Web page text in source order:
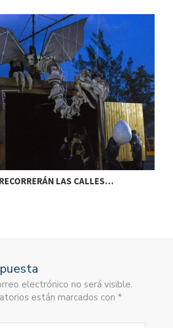
LAS CALLES…
electrónico no será visible.
están marcados con *